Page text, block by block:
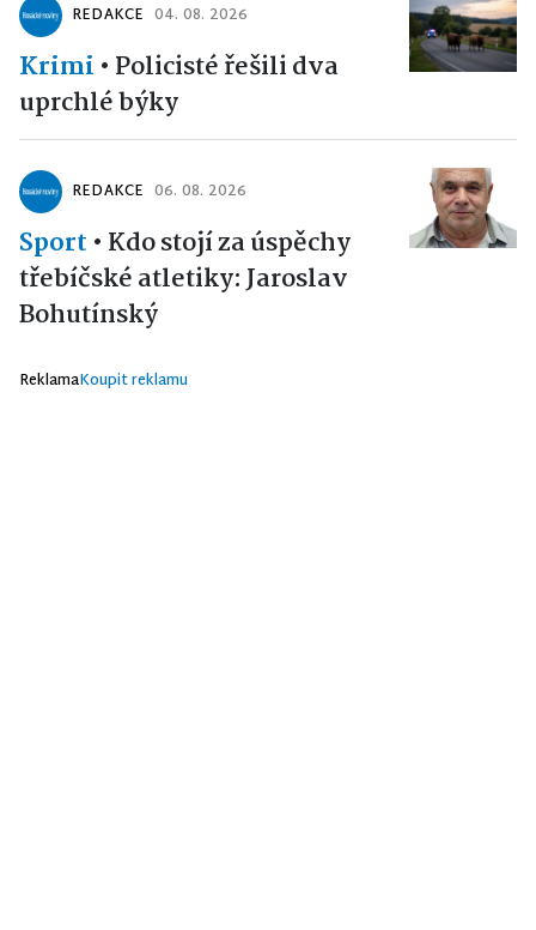
REDAKCE 04. 08. 2026
Krimi • Policisté řešili dva
uprchlé býky
REDAKCE 06. 08. 2026
Sport • Kdo stojí za úspěchy
třebíčské atletiky: Jaroslav
Bohutínský
ReklamaKoupit reklamu